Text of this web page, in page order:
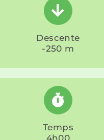
Descente
-250 m
Temps